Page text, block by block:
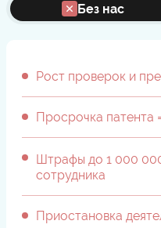
Без нас
Рост проверок и
Просрочка патента
Штрафы до 1 000
сотрудника
Приостановка